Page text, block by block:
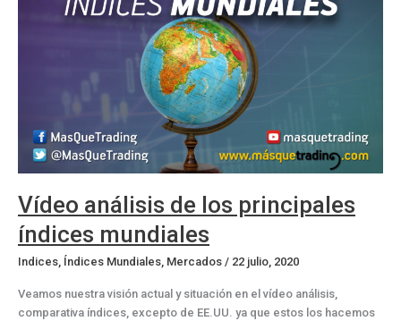
mundiales
Vídeo análisis de los principales
índices mundiales
Indices, Índices Mundiales, Mercados / 22 julio, 2020
Veamos nuestra visión actual y situación en el vídeo análisis,
comparativa índices, excepto de EE.UU. ya que estos los hacemos